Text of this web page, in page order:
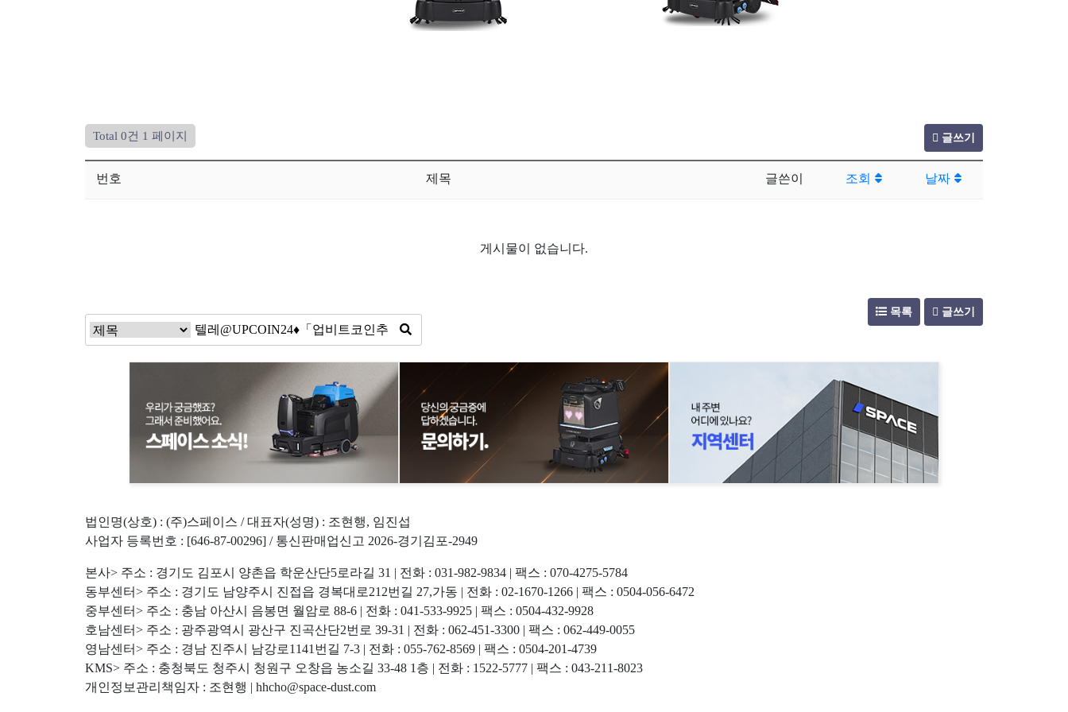
Total 0건 1 페이지 글쓰기
번호 제목 글쓴이 조회 날짜
게시물이 없습니다.
목록 글쓰기
법인명(상호) : (주)스페이스 / 대표자(성명) : 조현행, 임진섭
사업자 등록번호 : [646-87-00296] / 통신판매업신고 2026-경기김포-2949
본사> 주소 : 경기도 김포시 양촌읍 학운산단5로라길 31 | 전화 : 031-982-9834 | 팩스 : 070-4275-5784
동부센터> 주소 : 경기도 남양주시 진접읍 경복대로212번길 27,가동 | 전화 : 02-1670-1266 | 팩스 : 0504-056-6472
중부센터> 주소 : 충남 아산시 음봉면 월암로 88-6 | 전화 : 041-533-9925 | 팩스 : 0504-432-9928
호남센터> 주소 : 광주광역시 광산구 진곡산단2번로 39-31 | 전화 : 062-451-3300 | 팩스 : 062-449-0055
영남센터> 주소 : 경남 진주시 남강로1141번길 7-3 | 전화 : 055-762-8569 | 팩스 : 0504-201-4739
KMS> 주소 : 충청북도 청주시 청원구 오창읍 농소길 33-48 1층 | 전화 : 1522-5777 | 팩스 : 043-211-8023
개인정보관리책임자 : 조현행 | hhcho@space-dust.com